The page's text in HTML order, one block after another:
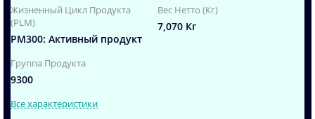
Жизненный Цикл Продукта
(PLM)
PM300: Активный продукт
Вес Нетто (Кг)
7,070 Кг
Группа Продукта
9300
Все характеристики